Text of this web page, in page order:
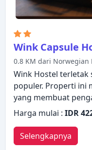
Wink Capsule
0.8 KM dari Norwegian
Wink Hostel terletak
populer. Properti ini
yang membuat
menyenangkan.
di semua kamar,
barang, Wi-fi di
keluarga tersedia
Harga mulai : IDR
Selengkapnya